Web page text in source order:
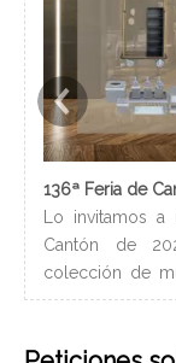
Lo invitamos
Cantón de
colección de
Esperamos
por la